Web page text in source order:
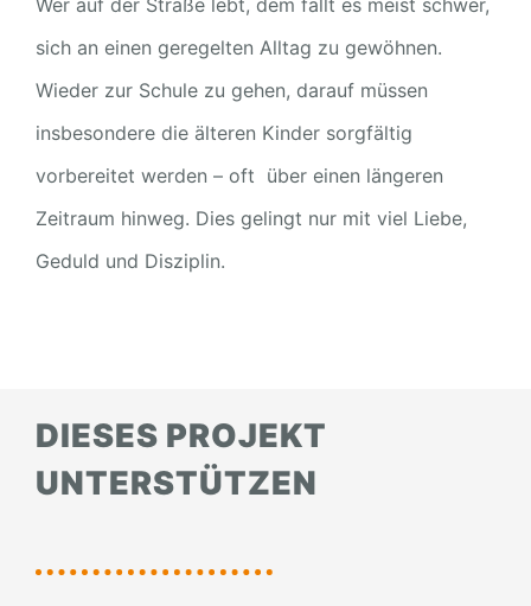
Wer auf der Straße lebt, dem fällt es meist schwer,
sich an einen geregelten Alltag zu gewöhnen.
Wieder zur Schule zu gehen, darauf müssen
insbesondere die älteren Kinder sorgfältig
vorbereitet werden – oft über einen längeren
Zeitraum hinweg. Dies gelingt nur mit viel Liebe,
Geduld und Disziplin.
DIESES PROJEKT
UNTERSTÜTZEN